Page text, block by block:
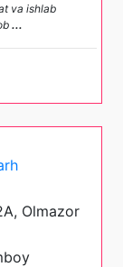
va ishlab
...
Olmazor